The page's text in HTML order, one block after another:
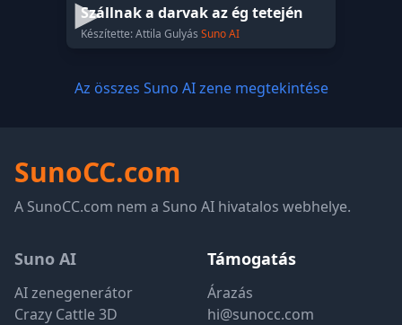
Szállnak a darvak az ég tetején
Készítette: Attila Gulyás Suno AI
Az összes Suno AI zene megtekintése
SunoCC.com
A SunoCC.com nem a Suno AI hivatalos webhelye.
Suno AI
AI zenegenerátor
Crazy Cattle 3D
Támogatás
Árazás
hi@sunocc.com